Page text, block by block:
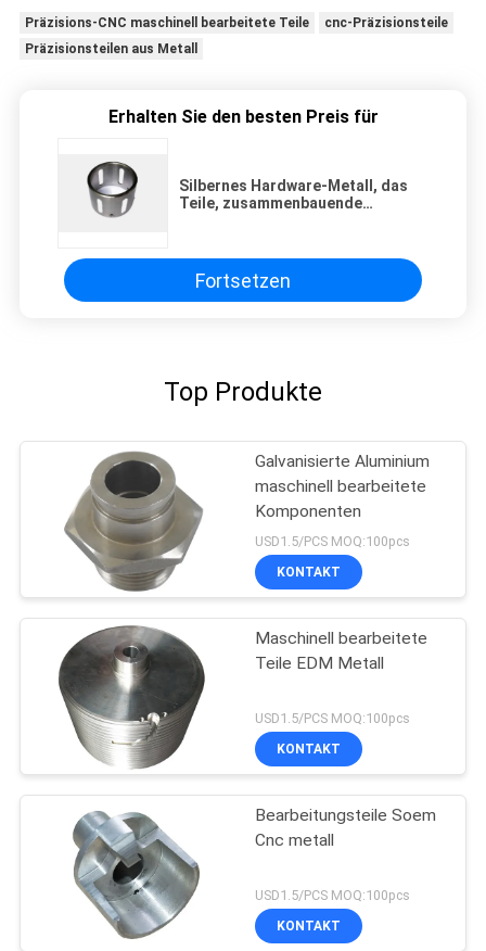
Präzisions-CNC maschinell bearbeitete Teile
cnc-Präzisionsteile
Präzisionsteilen aus Metall
Erhalten Sie den besten Preis für
Silbernes Hardware-Metall, das
Teile, zusammenbauende
Fortsetzen
Top Produkte
Galvanisierte Aluminium
maschinell bearbeitete
Komponenten
USD1.5/PCS MOQ:100pcs
KONTAKT
Maschinell bearbeitete
Teile EDM Metall
USD1.5/PCS MOQ:100pcs
KONTAKT
Bearbeitungsteile Soem
Cnc metall
USD1.5/PCS MOQ:100pcs
KONTAKT